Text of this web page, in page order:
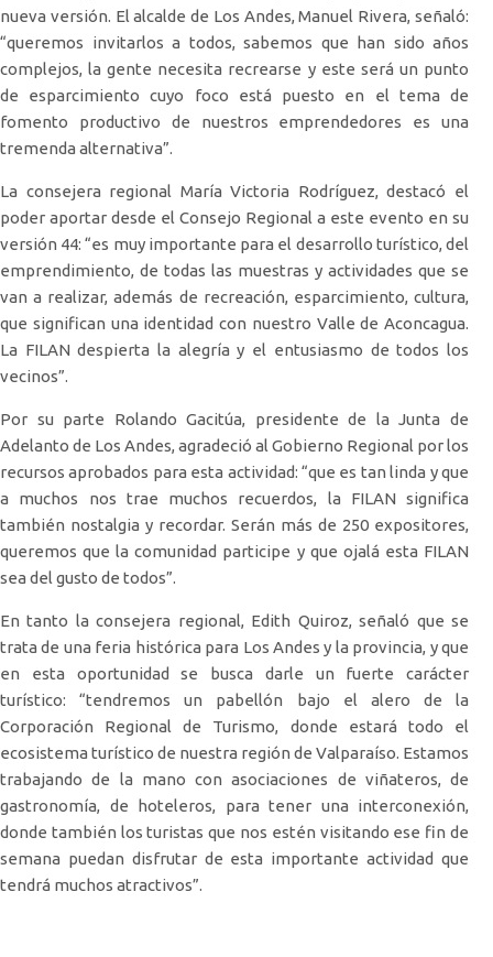
nueva versión. El alcalde de Los Andes, Manuel Rivera, señaló:
“queremos invitarlos a todos, sabemos que han sido años
complejos, la gente necesita recrearse y este será un punto
de esparcimiento cuyo foco está puesto en el tema de
fomento productivo de nuestros emprendedores es una
tremenda alternativa”.
La consejera regional María Victoria Rodríguez, destacó el
poder aportar desde el Consejo Regional a este evento en su
versión 44: “es muy importante para el desarrollo turístico, del
emprendimiento, de todas las muestras y actividades que se
van a realizar, además de recreación, esparcimiento, cultura,
que significan una identidad con nuestro Valle de Aconcagua.
La FILAN despierta la alegría y el entusiasmo de todos los
vecinos”.
Por su parte Rolando Gacitúa, presidente de la Junta de
Adelanto de Los Andes, agradeció al Gobierno Regional por los
recursos aprobados para esta actividad: “que es tan linda y que
a muchos nos trae muchos recuerdos, la FILAN significa
también nostalgia y recordar. Serán más de 250 expositores,
queremos que la comunidad participe y que ojalá esta FILAN
sea del gusto de todos”.
En tanto la consejera regional, Edith Quiroz, señaló que se
trata de una feria histórica para Los Andes y la provincia, y que
en esta oportunidad se busca darle un fuerte carácter
turístico: “tendremos un pabellón bajo el alero de la
Corporación Regional de Turismo, donde estará todo el
ecosistema turístico de nuestra región de Valparaíso. Estamos
trabajando de la mano con asociaciones de viñateros, de
gastronomía, de hoteleros, para tener una interconexión,
donde también los turistas que nos estén visitando ese fin de
semana puedan disfrutar de esta importante actividad que
tendrá muchos atractivos”.